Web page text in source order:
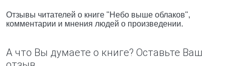
Отзывы читателей о книге "Небо выше облаков",
комментарии и мнения людей о произведении.
А что Вы думаете о книге? Оставьте Ваш